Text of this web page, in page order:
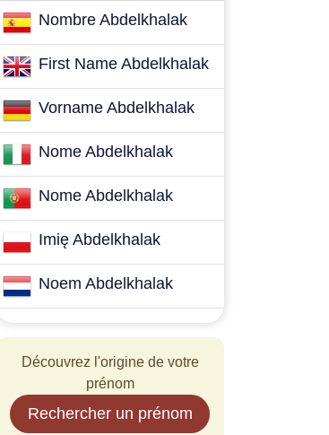
Nombre Abdelkhalak
First Name Abdelkhalak
Vorname Abdelkhalak
Nome Abdelkhalak
Nome Abdelkhalak
Imię Abdelkhalak
Noem Abdelkhalak
Découvrez l'origine de votre
prénom
Rechercher un prénom